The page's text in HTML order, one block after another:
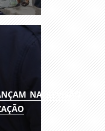
NA REVISÃO